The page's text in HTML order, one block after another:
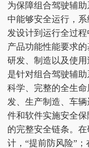
为保障组合驾驶辅
中能够安全运行，
发设计到运行全过
产品功能性能要求
研发、制造以及使
是针对组合驾驶辅
科学、完整的全生
发、生产制造、车
件和软件实施安全
的完整安全链条。
计，“提前防风险”